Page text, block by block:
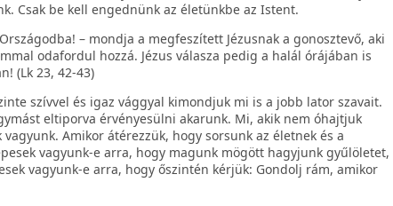
Csak be kell engednünk az életünkbe az Istent.
– mondja a megfeszített Jézusnak a gonosztevő, aki
odafordul hozzá. Jézus válasza pedig a halál órájában is
(Lk 23, 42-43)
szívvel és igaz vággyal kimondjuk mi is a jobb lator szavait.
eltiporva érvényesülni akarunk. Mi, akik nem óhajtjuk
Amikor átérezzük, hogy sorsunk az életnek és a
vagyunk-e arra, hogy magunk mögött hagyjunk gyűlöletet,
vagyunk-e arra, hogy őszintén kérjük: Gondolj rám, amikor